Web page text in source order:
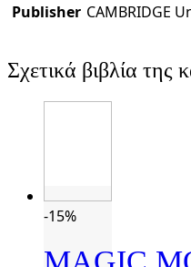
Publisher CAMBRIDGE
Σχετικά βιβλία
-15%